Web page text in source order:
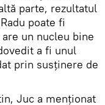
parte, rezultatul
poate fi
un nucleu bine
a fi unul
prin susținere de
Juc a menționat